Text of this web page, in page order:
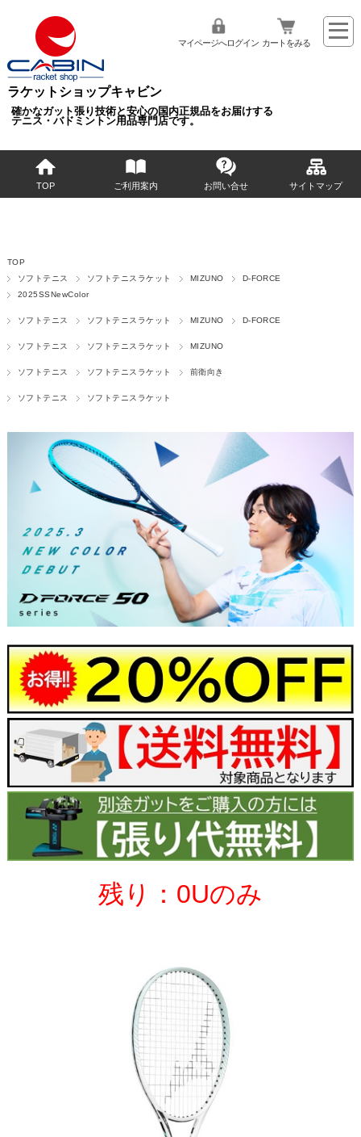
ラケットショップキャビン
確かなガット張り技術と安心の国内正規品をお届けする
テニス・バドミントン用品専門店です。
マイページへログイン カートをみる
TOP ご利用案内 お問い合せ サイトマップ
TOP
ソフトテニス
ソフトテニスラケット MIZUNO
D-FORCE
2025SSNewColor
ソフトテニス ソフトテニスラケット MIZUNO D-FORCE
ソフトテニス ソフトテニスラケット MIZUNO
ソフトテニス ソフトテニスラケット 前衛向き
ソフトテニス ソフトテニスラケット
残り：0Uのみ